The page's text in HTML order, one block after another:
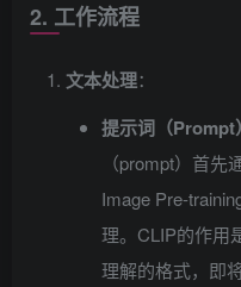
2. 工作流程
文本处理：
提示词（Prompt
（prompt）首
Image Pre-
理。CLIP的作用
理解的格式，即